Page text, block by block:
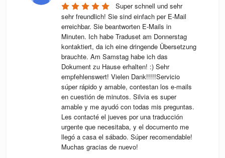
Super schnell und sehr
sehr freundlich! Sie sind einfach per E-Mail
erreichbar. Sie beantworten E-Mails in
Minuten. Ich habe Traduset am Donnerstag
kontaktiert, da ich eine dringende Übersetzung
brauchte. Am Samstag habe ich das
Dokument zu Hause erhalten! :) Sehr
empfehlenswert! Vielen Dank!!!!!Servicio
súper rápido y amable, contestan los e-mails
en cuestión de minutos. Silvia es super
amable y me ayudó con todas mis preguntas.
Les contacté el jueves por una traducción
urgente que necesitaba, y el documento me
llegó a casa el sábado. Súper recomendable!
Muchas gracias de nuevo!